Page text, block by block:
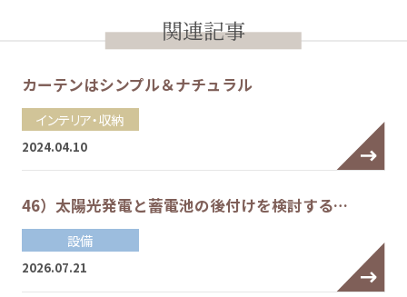
関連記事
カーテンはシンプル＆ナチュラル
インテリア・収納
2024.04.10
46）太陽光発電と蓄電池の後付けを検討する…
設備
2026.07.21